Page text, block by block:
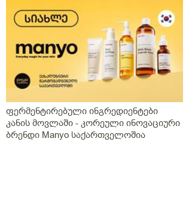
ფერმენტირებული ინგრედიენტები
კანის მოვლაში - კორეული ინოვაციური
ბრენდი Manyo საქართველოშია